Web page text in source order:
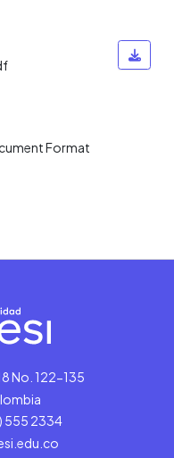
Format
No. 122-135
555 2334